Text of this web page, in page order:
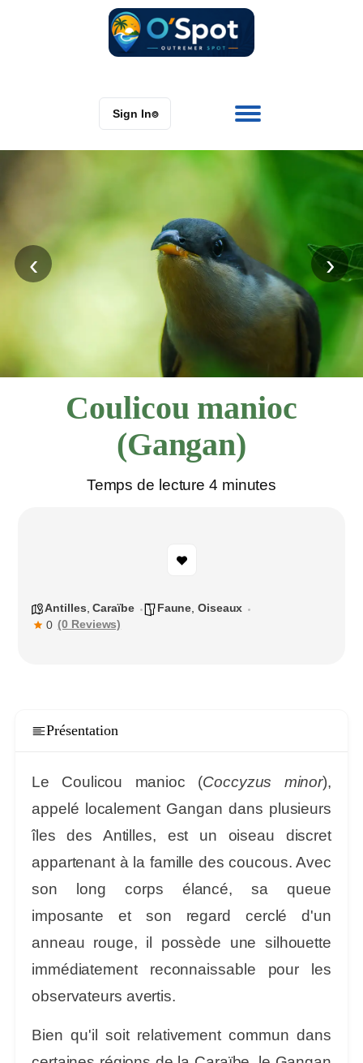
Sign In⌾
‹ ›
Coulicou manioc
(Gangan)
Temps de lecture 4 minutes
Antilles ,Caraïbe Faune ,Oiseaux
0 (0 Reviews)
Présentation
Le Coulicou manioc (Coccyzus minor),
appelé localement Gangan dans plusieurs
îles des Antilles, est un oiseau discret
appartenant à la famille des coucous. Avec
son long corps élancé, sa queue
imposante et son regard cerclé d'un
anneau rouge, il possède une silhouette
immédiatement reconnaissable pour les
observateurs avertis.
Bien qu'il soit relativement commun dans